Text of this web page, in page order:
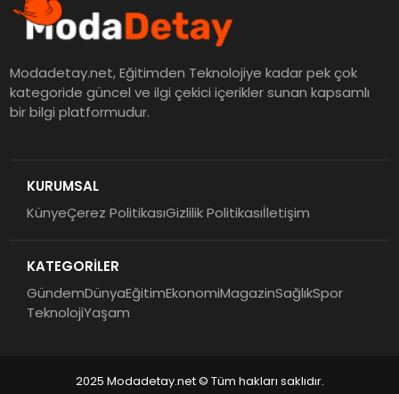
Modadetay.net, Eğitimden Teknolojiye kadar pek çok
kategoride güncel ve ilgi çekici içerikler sunan kapsamlı
bir bilgi platformudur.
KURUMSAL
KünyeÇerez PolitikasıGizlilik Politikasıİletişim
KATEGORİLER
GündemDünyaEğitimEkonomiMagazinSağlıkSpor
TeknolojiYaşam
2025 Modadetay.net © Tüm hakları saklıdır.